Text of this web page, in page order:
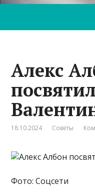
Алекс
18.10.2024 Советы
Фото: Соцсети